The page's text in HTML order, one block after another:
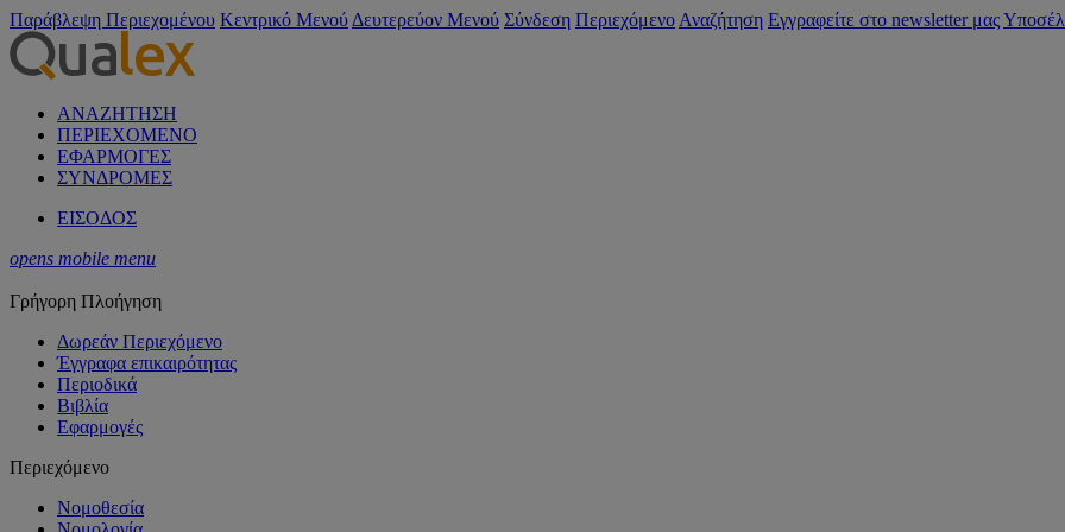
Παράβλεψη Περιεχομένου Κεντρικό Μενού Δευτερεύον Μενού Σύνδεση Περιεχόμενο Αναζήτηση Εγγραφείτε στο newsletter μας
ΑΝΑΖΗΤΗΣΗ
ΠΕΡΙΕΧΟΜΕΝΟ
ΕΦΑΡΜΟΓΕΣ
ΣΥΝΔΡΟΜΕΣ
ΕΙΣΟΔΟΣ
opens mobile menu
Γρήγορη Πλοήγηση
Δωρεάν Περιεχόμενο
Έγγραφα επικαιρότητας
Περιοδικά
Βιβλία
Εφαρμογές
Περιεχόμενο
Νομοθεσία